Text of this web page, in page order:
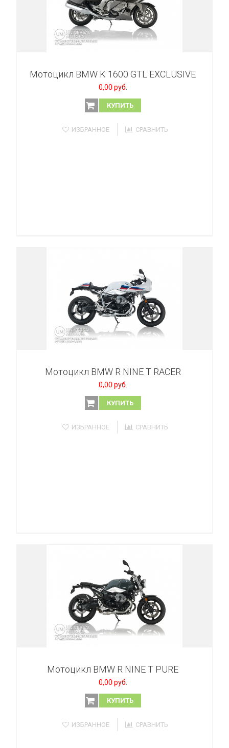
Мотоцикл BMW K 1600 GTL EXCLUSIVE
0,00 руб.
КУПИТЬ
ИЗБРАННОЕ СРАВНИТЬ
Мотоцикл BMW R NINE T RACER
0,00 руб.
КУПИТЬ
ИЗБРАННОЕ СРАВНИТЬ
Мотоцикл BMW R NINE T PURE
0,00 руб.
КУПИТЬ
ИЗБРАННОЕ СРАВНИТЬ